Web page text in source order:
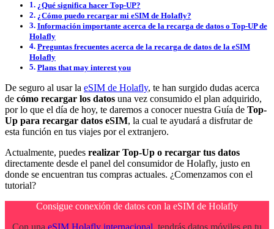
¿Qué significa hacer Top-UP?
¿Cómo puedo recargar mi eSIM de Holafly?
Información importante acerca de la recarga de datos o Top-UP de
Holafly
Preguntas frecuentes acerca de la recarga de datos de la eSIM
Holafly
Plans that may interest you
De seguro al usar la eSIM de Holafly, te han surgido dudas acerca
de cómo recargar los datos una vez consumido el plan adquirido,
por lo que el día de hoy, te daremos a conocer nuestra Guía de Top-
Up para recargar datos eSIM, la cual te ayudará a disfrutar de
esta función en tus viajes por el extranjero.
Actualmente, puedes realizar Top-Up o recargar tus datos
directamente desde el panel del consumidor de Holafly, justo en
donde se encuentran tus compras actuales. ¿Comenzamos con el
tutorial?
Consigue conexión de datos con la eSIM de Holafly